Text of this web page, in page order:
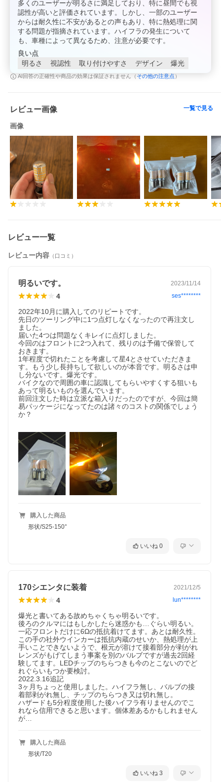
多くのユーザーが明るさに満足しており、特に昼間でも視
認性が高いと評価されています。しかし、一部のユーザー
からは耐久性に不安があるとの声もあり、特に熱処理に関
する問題が指摘されています。ハイフラの発生について
も、車種によって異なるため、注意が必要です。
良い点
明るさ
視認性 取り付けやすさ デザイン 爆光
AI回答の正確性や商品の効果は保証されません（ その他の注意点 ）
レビュー画像 一覧で見る
画像
レビュー一覧
レビュー内容 （口コミ）
明るいです。 2023/11/14
4 ses********
2022年10月に購入してのリピートです。
先日のツーリング中に1つ点灯しなくなったので再注文し
ました。
届いた4つは問題なくキレイに点灯しました。
今回のはフロントに2つ入れて、残りのは予備で保管して
おきます。
1年程度で切れたことを考慮して星4とさせていただきま
す。もう少し長持ちして欲しいのが本音です。明るさは申
し分ないです。爆光です。
バイクなので周囲の車に認識してもらいやすくする狙いも
あって明るいものを選んでいます。
前回注文した時は立派な箱入りだったのですが、今回は簡
易パッケージになってたのは諸々のコストの関係でしょう
か？
購入した商品
形状/S25-150°
いいね 0
170シエンタに装着 2021/12/5
4 lun********
爆光と書いてある故めちゃくちゃ明るいです。
後ろのクルマにはもしかしたら迷惑かも…ぐらい明るい。
一応フロントだけに6Ωの抵抗着けてます。あとは耐久性。
この手の社外ウインカーは抵抗内蔵のせいか、熱処理が上
手いことできないようで、根元が溶けて接着部分が剥がれ
レンズがもげてしまう事案を別のバルブですが過去2回経
験してます。LEDチップのちらつきも今のとこないのでど
れぐらいもつか要検討。
2022.3.16追記
3ヶ月ちょっと使用しました。ハイフラ無し、バルブの接
着部剥がれ無し、チップのちらつき又は切れ無し。
ハザードも5分程度使用した後ハイフラ有りませんのでこ
れなら信用できると思います。個体差あるかもしれません
が…
購入した商品
形状/T20
いいね 3